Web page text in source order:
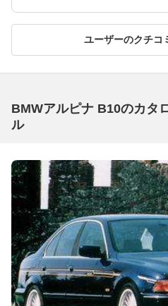
ユーザーのクチコ
BMWアルピナ B10のカタ
ル